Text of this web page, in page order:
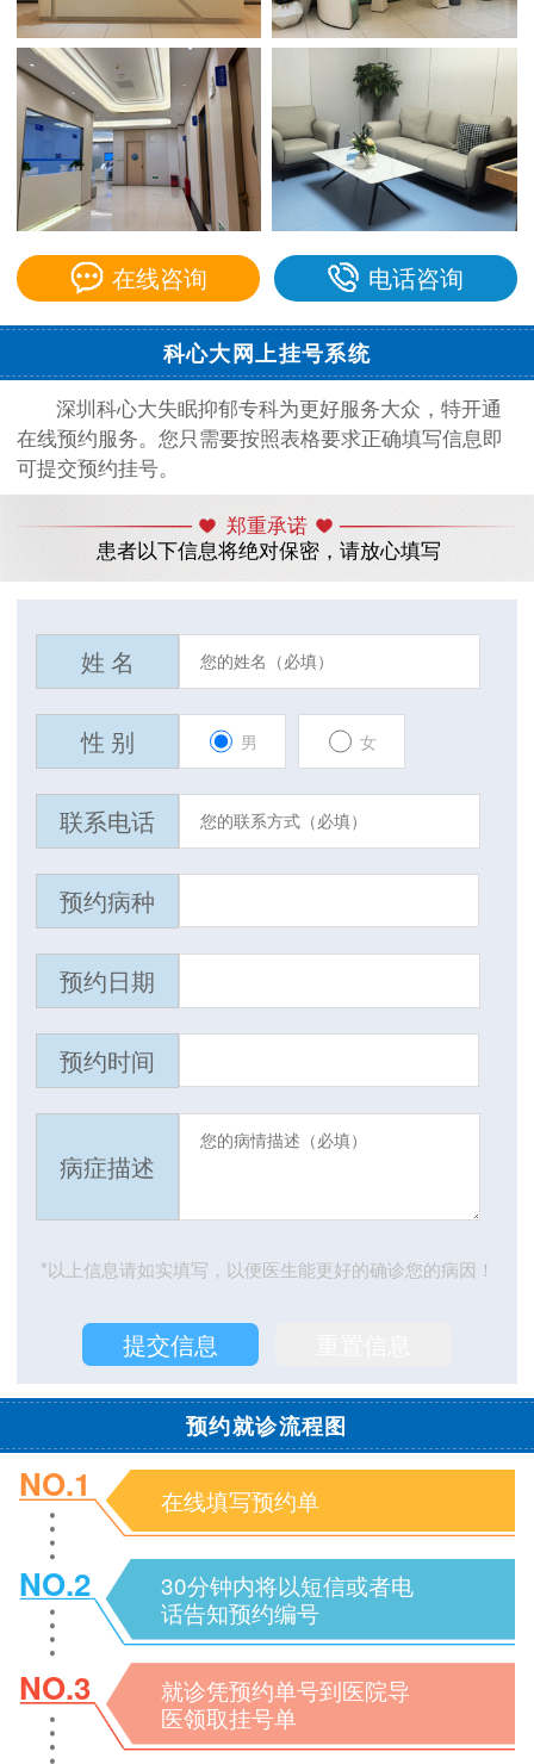
在线咨询 电话咨询
科心大网上挂号系统
深圳科心大失眠抑郁专科为更好服务大众，特开通
在线预约服务。您只需要按照表格要求正确填写信息即
可提交预约挂号。
郑重承诺
患者以下信息将绝对保密，请放心填写
姓 名
性 别 男 女
联系电话
预约病种
预约日期
预约时间
病症描述
*以上信息请如实填写，以便医生能更好的确诊您的病因！
预约就诊流程图
NO.1 在线填写预约单
NO.2
30分钟内将以短信或者电
话告知预约编号
NO.3
就诊凭预约单号到医院导
医领取挂号单